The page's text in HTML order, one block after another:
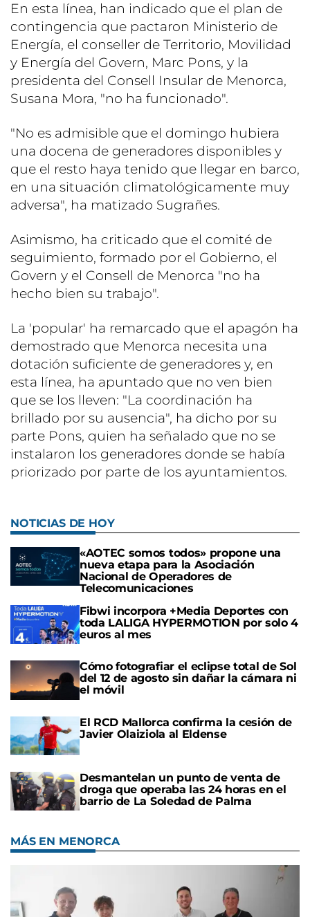
En esta línea, han indicado que el plan de
contingencia que pactaron Ministerio de
Energía, el conseller de Territorio, Movilidad
y Energía del Govern, Marc Pons, y la
presidenta del Consell Insular de Menorca,
Susana Mora, "no ha funcionado".
"No es admisible que el domingo hubiera
una docena de generadores disponibles y
que el resto haya tenido que llegar en barco,
en una situación climatológicamente muy
adversa", ha matizado Sugrañes.
Asimismo, ha criticado que el comité de
seguimiento, formado por el Gobierno, el
Govern y el Consell de Menorca "no ha
hecho bien su trabajo".
La 'popular' ha remarcado que el apagón ha
demostrado que Menorca necesita una
dotación suficiente de generadores y, en
esta línea, ha apuntado que no ven bien
que se los lleven: "La coordinación ha
brillado por su ausencia", ha dicho por su
parte Pons, quien ha señalado que no se
instalaron los generadores donde se había
priorizado por parte de los ayuntamientos.
NOTICIAS DE HOY
«AOTEC somos todos» propone una
nueva etapa para la Asociación
Nacional de Operadores de
Telecomunicaciones
Fibwi incorpora +Media Deportes con
toda LALIGA HYPERMOTION por solo 4
euros al mes
Cómo fotografiar el eclipse total de Sol
del 12 de agosto sin dañar la cámara ni
el móvil
El RCD Mallorca confirma la cesión de
Javier Olaiziola al Eldense
Desmantelan un punto de venta de
droga que operaba las 24 horas en el
barrio de La Soledad de Palma
MÁS EN MENORCA